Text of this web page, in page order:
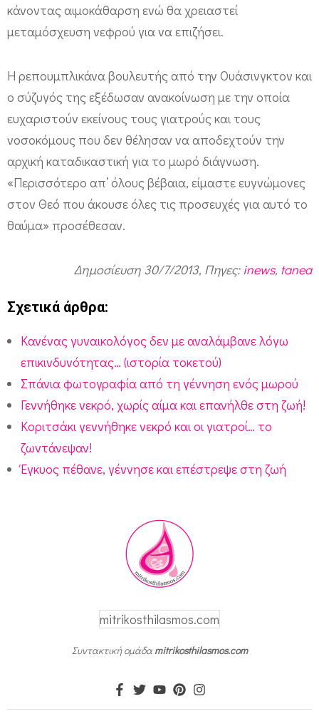
ς
μ
ν
ι
α
κ
ό
υ
γ
σ
ο
ά
κ
κάνοντας αιμοκάθαρση ενώ θα χρειαστεί
μεταμόσχευση νεφρού για να επιζήσει.
Η ρεπουμπλικάνα βουλευτής από την Ουάσινγκτον και
ο σύζυγός της εξέδωσαν ανακοίνωση με την οποία
ευχαριστούν εκείνους τους γιατρούς και τους
νοσοκόμους που δεν θέλησαν να αποδεχτούν την
αρχική καταδικαστική για το μωρό διάγνωση.
«Περισσότερο απ’ όλους βέβαια, είμαστε ευγνώμονες
στον Θεό που άκουσε όλες τις προσευχές για αυτό το
θαύμα» προσέθεσαν.
Δημοσίευση 30/7/2013, Πηγες: inews, tanea
Σχετικά άρθρα:
Κανένας γυναικολόγος δεν με αναλάμβανε λόγω
επικινδυνότητας… (ιστορία τοκετού)
Σπάνια φωτογραφία από τη γέννηση ενός μωρού
Γεννήθηκε νεκρό, χωρίς αίμα και επανήλθε στη ζωή!
Κοριτσάκι γεννήθηκε νεκρό και οι γιατροί… το
ζωντάνεψαν!
Έγκυος πέθανε, γέννησε και επέστρεψε στη ζωή
mitrikosthilasmos.com
Συντακτική ομάδαmitrikosthilasmos.com